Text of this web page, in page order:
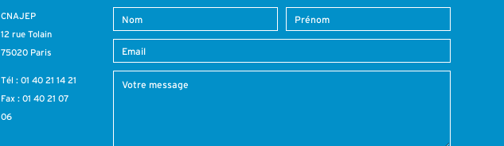
CNAJEP
12 rue Tolain
75020 Paris
Tél : 01 40 21 14 21
Fax : 01 40 21 07
06